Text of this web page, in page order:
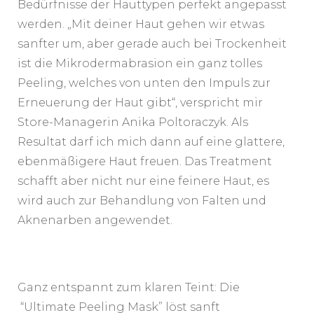
Bedürfnisse der Hauttypen perfekt angepasst
werden. „Mit deiner Haut gehen wir etwas
sanfter um, aber gerade auch bei Trockenheit
ist die Mikrodermabrasion ein ganz tolles
Peeling, welches von unten den Impuls zur
Erneuerung der Haut gibt“, verspricht mir
Store-Managerin Anika Poltoraczyk. Als
Resultat darf ich mich dann auf eine glattere,
ebenmäßigere Haut freuen. Das Treatment
schafft aber nicht nur eine feinere Haut, es
wird auch zur Behandlung von Falten und
Aknenarben angewendet.
Ganz entspannt zum klaren Teint: Die
“Ultimate Peeling Mask” löst sanft